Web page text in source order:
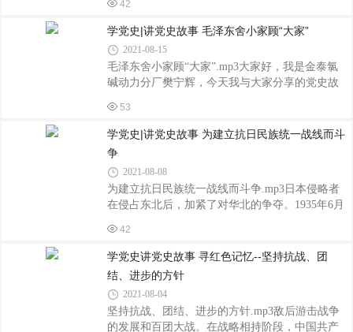
的幸福，也要用马克思主义的真理照亮
1945年10月，刘胡兰参加了中共文水县委举办
的“妇女干部训练班”。学习了一个多月，回村后她
担任了村妇女救国会秘书。1946年5月，刘胡兰调
任第五区“抗联”妇女干事。6月刘胡兰被吸收为中
共预备党员，并被调回云周西村领导当地的土改
运动。1946年秋，国民党军大举进攻解放区，文
水县委决定留少数武工队坚持斗争，大批干部转
动要求留下来坚持斗争。这位年仅14岁
42
学党史|讲党史故事 毛泽东舍小家顾“大家”
2021-08-15
毛泽东舍小家顾“大家”.mp3大家好，我是金泰氯
碱动力分厂樊宁辉，今天我与大家分享的党史故
正是中华民族灾难深重的时刻。毛泽东上小学时
曾用“子任”做自己的别号，意思是要以救国救民为
终生己任。16岁时毛泽东满怀激情，要离开家乡
去50 里外的湘乡县读书。父母放心不下，因为毛
泽东的两个哥哥已经夭亡，父母视毛泽东为毛家
希望。可毛泽东执意要走，终于说服了父母。临
行前母亲哭红了眼睛，父亲依依不舍，毛泽东下
定决心：再不能像父辈那么生活了，要寻求真理
53
学党史|讲党史故事 为建立抗日民族统一战线而斗
争
2021-08-08
为建立抗日民族统一战线而斗争.mp3日本侵略者
在侵占东北后，加紧了对华北的争夺。1935年6月
河北，整个华北危在旦夕。北平学生悲愤地喊
出：“华北之大，已经安放不得一张平静的书桌
了！”在中共地下组织的领导下，北平学生在1935
年12月9日举行声势浩大的抗日游行，遭到国民党
军警镇压，由此开始的一二•九运动迅速波及全
国。许多大中城市的学生和工人纷纷投身抗日救
42
学党史讲党史故事 寻红色记忆--坚持抗战、团
结、进步的方针
2021-08-04
坚持抗战、团结、进步的方针.mp3敌后游击战争
的发展和百团大战。在战略相持阶段，中国共产